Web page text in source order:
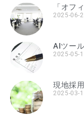
「オフ
2025-06-
AIツー
2025-05-
現地採
2025-03-